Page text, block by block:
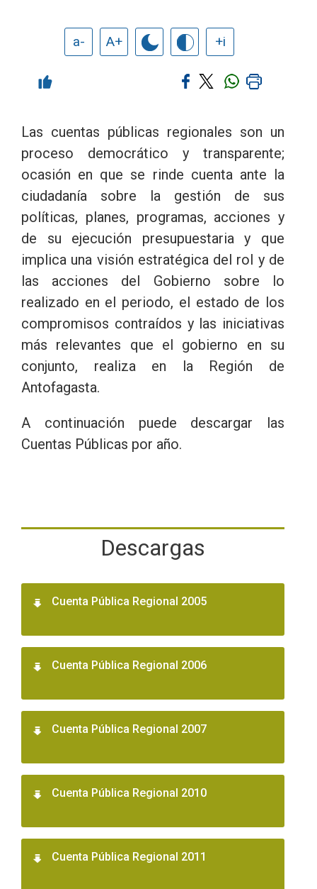
a- A+ +i
Las cuentas públicas regionales son un
proceso democrático y transparente;
ocasión en que se rinde cuenta ante la
ciudadanía sobre la gestión de sus
políticas, planes, programas, acciones y
de su ejecución presupuestaria y que
implica una visión estratégica del rol y de
las acciones del Gobierno sobre lo
realizado en el periodo, el estado de los
compromisos contraídos y las iniciativas
más relevantes que el gobierno en su
conjunto, realiza en la Región de
Antofagasta.
A continuación puede descargar las
Cuentas Públicas por año.
Descargas
Cuenta Pública Regional 2005
Cuenta Pública Regional 2006
Cuenta Pública Regional 2007
Cuenta Pública Regional 2010
Cuenta Pública Regional 2011